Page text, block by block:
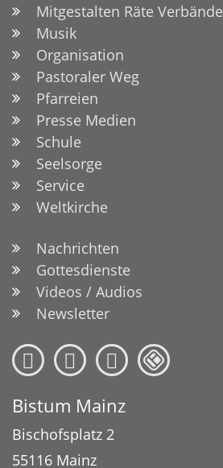
Mitgestalten Räte Verbände
Musik
Organisation
Pastoraler Weg
Pfarreien
Presse Medien
Schule
Seelsorge
Service
Weltkirche
Nachrichten
Gottesdienste
Videos / Audios
Newsletter
Bistum Mainz
Bischofsplatz 2
55116 Mainz